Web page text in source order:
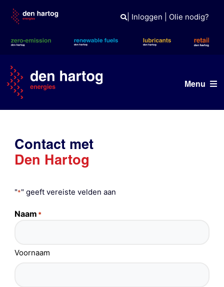
content
| Inloggen Olie nodig?
Menu
Wat wij doen
Contact met
Den Hartog
"*" geeft vereiste velden aan
Naam *
Voornaam